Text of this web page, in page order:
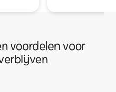
voordelen voor